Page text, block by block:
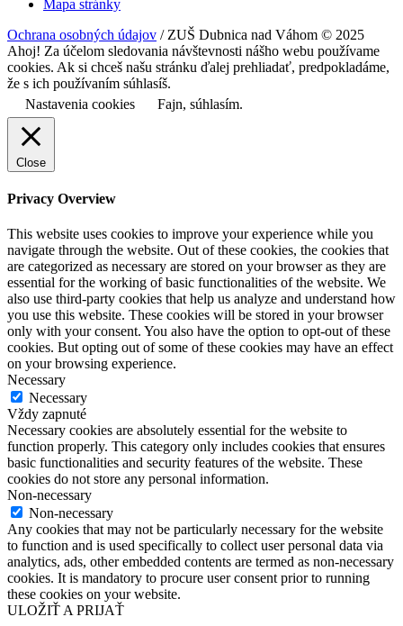
Non-necessary
Any cookies that may not be particularly necessary for the website
to function and is used specifically to collect user personal data via
analytics, ads, other embedded contents are termed as non-necessary
cookies. It is mandatory to procure user consent prior to running
these cookies on your website.
ULOŽIŤ A PRIJAŤ